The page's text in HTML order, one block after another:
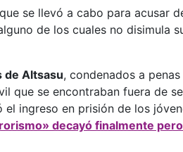
se llevó a cabo para acusar
de los cuales no disimula
de Altsasu, condenados a
que se encontraban fuera de
el ingreso en prisión de los
decayó finalmente